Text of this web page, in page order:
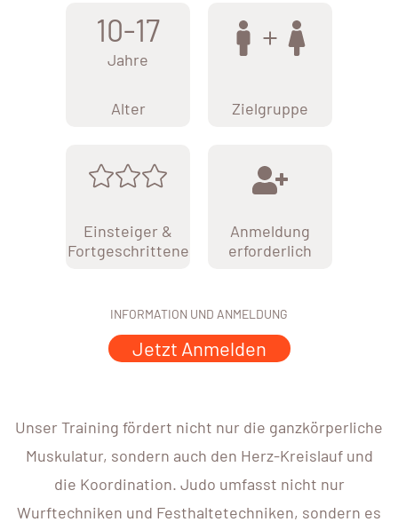
10-17
Jahre
Alter Zielgruppe
Einsteiger &
Fortgeschrittene
Anmeldung
erforderlich
INFORMATION UND ANMELDUNG
Jetzt Anmelden
Unser Training fördert nicht nur die ganzkörperliche
Muskulatur, sondern auch den Herz-Kreislauf und
die Koordination. Judo umfasst nicht nur
Wurftechniken und Festhaltetechniken, sondern es